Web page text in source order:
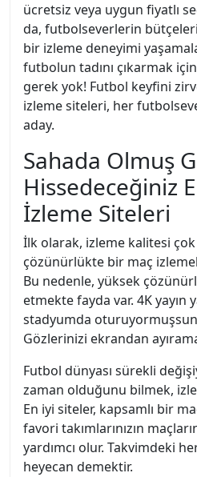
ücretsiz veya uygun fiyatlı
da, futbolseverlerin
bir izleme deneyimi
futbolun tadını çıkarmak
gerek yok! Futbol keyfini
izleme siteleri, her
aday.
Sahada Olmuş
Hissedeceğiniz
İzleme Siteleri
İlk olarak, izleme kalitesi
çözünürlükte bir maç
Bu nedenle, yüksek
etmekte fayda var. 4K
stadyumda
Gözlerinizi ekrandan
Futbol dünyası sürekli
zaman olduğunu bilmek,
En iyi siteler, kapsamlı bir
favori takımlarınızın
yardımcı olur. Takvimdeki
heyecan demektir.